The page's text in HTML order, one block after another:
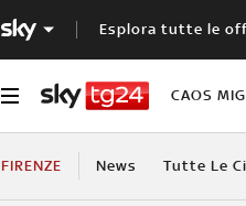
Esplora tutte le
CAOS
FIRENZE News Tutte Le